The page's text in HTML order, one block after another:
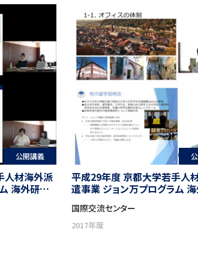
公開講義
人材海外派
海外研修
平成29年度 京都大学若手人
遣事業 ジョン万プログラム
参加職員による帰国報告会
国際交流センター
2017年度